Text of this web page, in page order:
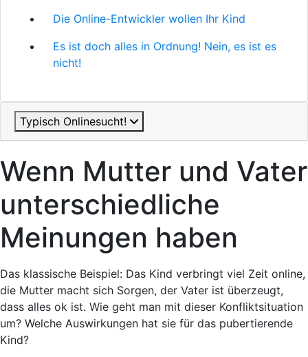
Die Online-Entwickler wollen Ihr Kind
Es ist doch alles in Ordnung! Nein, es ist es
nicht!
Typisch Onlinesucht!
Wenn Mutter und Vater
unterschiedliche
Meinungen haben
Das klassische Beispiel: Das Kind verbringt viel Zeit online,
die Mutter macht sich Sorgen, der Vater ist überzeugt,
dass alles ok ist. Wie geht man mit dieser Konfliktsituation
um? Welche Auswirkungen hat sie für das pubertierende
Kind?